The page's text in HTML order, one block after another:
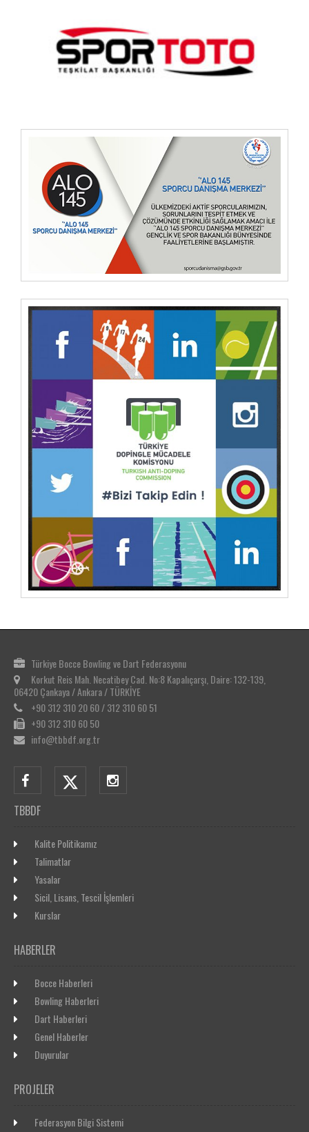
Türkiye Bocce Bowling ve Dart Federasyonu
Korkut Reis Mah. Necatibey Cad. No:8 Kapalıçarşı, Daire: 132-139,
06420 Çankaya / Ankara / TÜRKİYE
+90 312 310 20 60 / 312 310 60 51
+90 312 310 60 50
info@tbbdf.org.tr
TBBDF
Kalite Politikamız
Talimatlar
Yasalar
Sicil, Lisans, Tescil İşlemleri
Kurslar
HABERLER
Bocce Haberleri
Bowling Haberleri
Dart Haberleri
Genel Haberler
Duyurular
PROJELER
Federasyon Bilgi Sistemi